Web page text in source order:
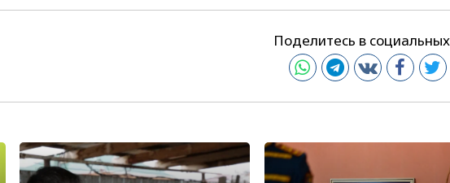
Поделитесь в